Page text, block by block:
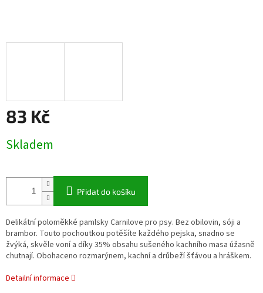
83 Kč
cena:
Skladem
Přidat do košíku
Delikátní poloměkké pamlsky Carnilove pro psy. Bez obilovin, sóji a
brambor. Touto pochoutkou potěšíte každého pejska, snadno se
žvýká, skvěle voní a díky 35% obsahu sušeného kachního masa úžasně
chutnají. Obohaceno rozmarýnem, kachní a drůbeží šťávou a hráškem.
Detailní informace